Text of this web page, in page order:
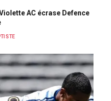
AC écrase Defence